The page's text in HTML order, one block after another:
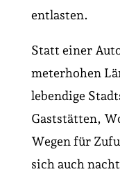
entlasten.
Statt einer
meterhohen
lebendige
Gaststätten,
Wegen für
sich auch